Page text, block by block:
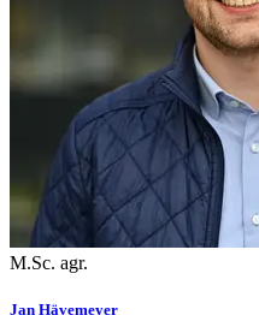
M.Sc. agr.
Jan Hävemeyer